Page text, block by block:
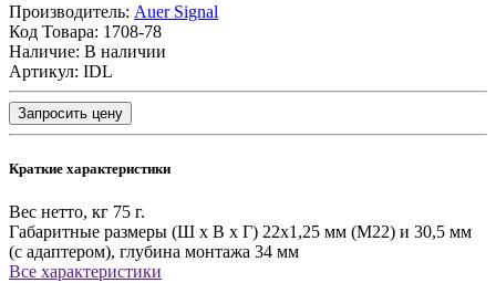
Производитель: Auer Signal
Код Товара: 1708-78
Наличие: В наличии
Артикул: IDL
Запросить цену
Краткие характеристики
Вес нетто, кг 75 г.
Габаритные размеры (Ш х В х Г) 22x1,25 мм (M22) и 30,5 мм
(с адаптером), глубина монтажа 34 мм
Все характеристики